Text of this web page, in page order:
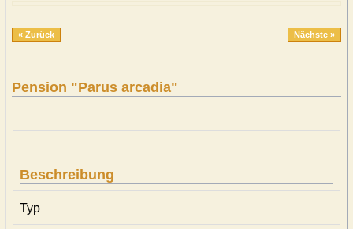
« Zurück Nächste »
Pension "Parus arcadia"
Beschreibung
Typ